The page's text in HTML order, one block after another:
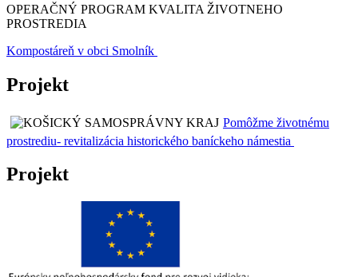
OPERAČNÝ PROGRAM KVALITA ŽIVOTNEHO
PROSTREDIA
Kompostáreň v obci Smolník
Projekt
Pomôžme životnému
prostrediu- revitalizácia historického baníckeho námestia
Projekt